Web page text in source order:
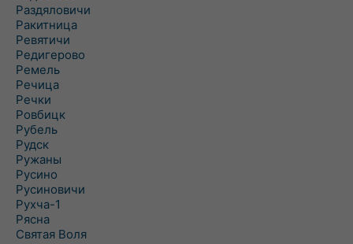
Раздяловичи
Ракитница
Ревятичи
Редигерово
Ремель
Речица
Речки
Ровбицк
Рубель
Рудск
Ружаны
Русино
Русиновичи
Рухча-1
Рясна
Святая Воля